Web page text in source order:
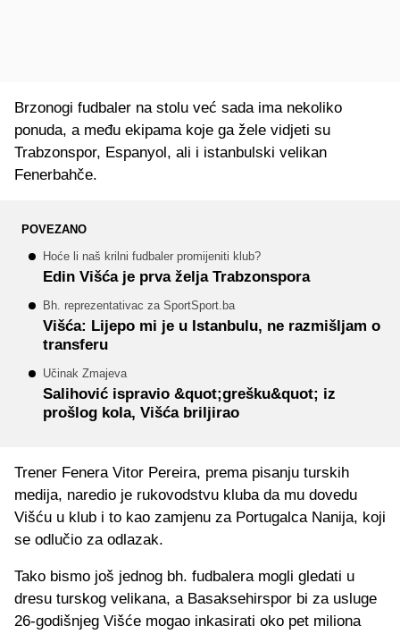
Brzonogi fudbaler na stolu već sada ima nekoliko
ponuda, a među ekipama koje ga žele vidjeti su
Trabzonspor, Espanyol, ali i istanbulski velikan
Fenerbahče.
POVEZANO
Hoće li naš krilni fudbaler promijeniti klub?
Edin Višća je prva želja Trabzonspora
Bh. reprezentativac za SportSport.ba
Višća: Lijepo mi je u Istanbulu, ne razmišljam o
transferu
Učinak Zmajeva
Salihović ispravio &quot;grešku&quot; iz
prošlog kola, Višća briljirao
Trener Fenera Vitor Pereira, prema pisanju turskih
medija, naredio je rukovodstvu kluba da mu dovedu
Višću u klub i to kao zamjenu za Portugalca Nanija, koji
se odlučio za odlazak.
Tako bismo još jednog bh. fudbalera mogli gledati u
dresu turskog velikana, a Basaksehirspor bi za usluge
26-godišnjeg Višće mogao inkasirati oko pet miliona